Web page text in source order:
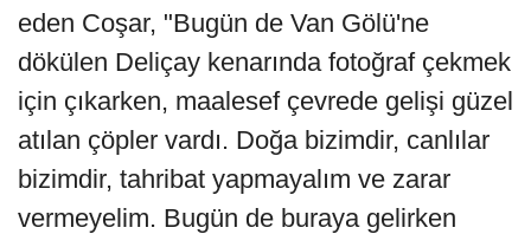
eden Coşar, "Bugün de Van Gölü'ne
dökülen Deliçay kenarında fotoğraf çekmek
için çıkarken, maalesef çevrede gelişi güzel
atılan çöpler vardı. Doğa bizimdir, canlılar
bizimdir, tahribat yapmayalım ve zarar
vermeyelim. Bugün de buraya gelirken